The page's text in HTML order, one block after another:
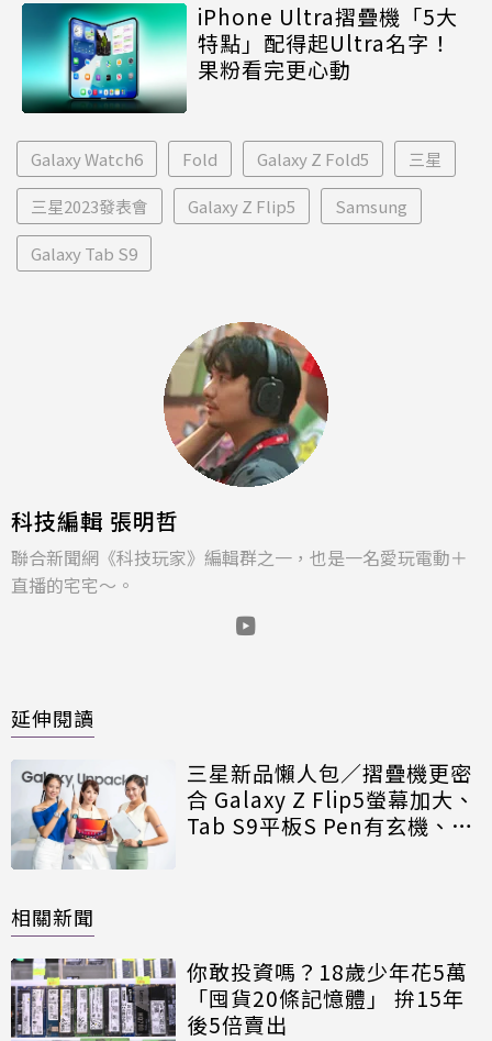
iPhone Ultra摺疊機「5大
特點」配得起Ultra名字！
果粉看完更心動
Galaxy Watch6 Fold Galaxy Z Fold5 三星
三星2023發表會 Galaxy Z Flip5 Samsung
Galaxy Tab S9
科技編輯 張明哲
聯合新聞網《科技玩家》編輯群之一，也是一名愛玩電動＋
直播的宅宅～。
延伸閱讀
三星新品懶人包／摺疊機更密
合 Galaxy Z Flip5螢幕加大、
Tab S9平板S Pen有玄機、
相關新聞
你敢投資嗎？18歲少年花5萬
「囤貨20條記憶體」 拚15年
後5倍賣出